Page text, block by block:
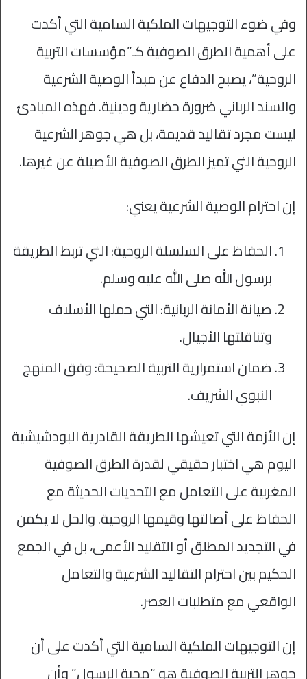
وفي ضوء التوجيهات الملكية السامية التي أكدت
على أهمية الطرق الصوفية كـ”مؤسسات التربية
الروحية”، يصبح الدفاع عن مبدأ الوصية الشرعية
والسند الرباني ضرورة حضارية ودينية. فهذه المبادئ
ليست مجرد تقاليد قديمة، بل هي جوهر الشرعية
الروحية التي تميز الطرق الصوفية الأصيلة عن غيرها.
إن احترام الوصية الشرعية يعني:
الحفاظ على السلسلة الروحية: التي تربط الطريقة
برسول الله صلى الله عليه وسلم.
صيانة الأمانة الربانية: التي حملها الأسلاف
وتناقلتها الأجيال.
ضمان استمرارية التربية الصحيحة: وفق المنهج
النبوي الشريف.
إن الأزمة التي تعيشها الطريقة القادرية البودشيشية
اليوم هي اختبار حقيقي لقدرة الطرق الصوفية
المغربية على التعامل مع التحديات الحديثة مع
الحفاظ على أصالتها وقيمها الروحية. والحل لا يكمن
في التجديد المطلق أو التقليد الأعمى، بل في الجمع
الحكيم بين احترام التقاليد الشرعية والتعامل
الواقعي مع متطلبات العصر.
إن التوجيهات الملكية السامية التي أكدت على أن
جوهر التربية الصوفية هو “محبة الرسول” وأن